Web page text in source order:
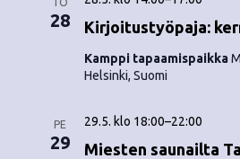
28 Kirjoitustyöpaja:
Kamppi tapaamispaikka
Helsinki, Suomi
PE
29 Miesten saunailta
29.5. klo 18:00–22:00